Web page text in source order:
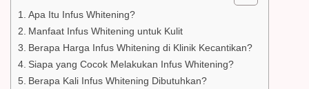
Apa Itu Infus Whitening?
Manfaat Infus Whitening untuk Kulit
Berapa Harga Infus Whitening di Klinik Kecantikan?
Siapa yang Cocok Melakukan Infus Whitening?
Berapa Kali Infus Whitening Dibutuhkan?